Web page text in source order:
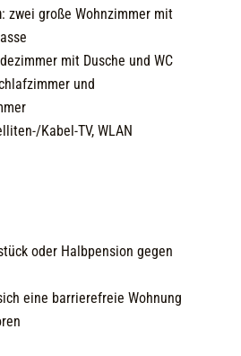
: zwei große Wohnzimmer mit
mit Dusche und WC
und
Kabel-TV, WLAN
oder Halbpension gegen
eine barrierefreie Wohnung